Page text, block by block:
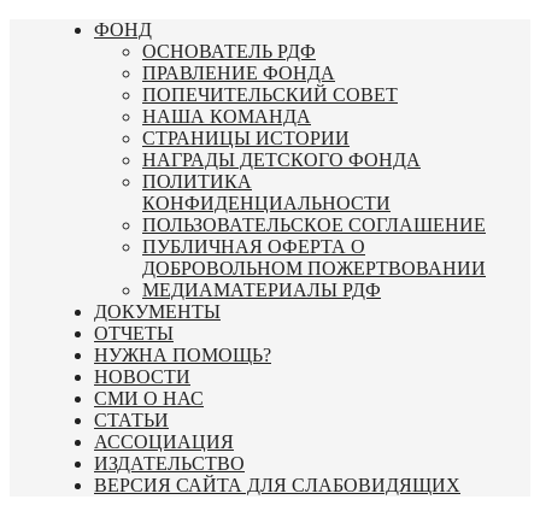
Перейти
ФОНД
ОСНОВАТЕЛЬ РДФ
ПРАВЛЕНИЕ ФОНДА
ПОПЕЧИТЕЛЬСКИЙ СОВЕТ
НАША КОМАНДА
СТРАНИЦЫ ИСТОРИИ
НАГРАДЫ ДЕТСКОГО ФОНДА
ПОЛИТИКА
КОНФИДЕНЦИАЛЬНОСТИ
ПОЛЬЗОВАТЕЛЬСКОЕ СОГЛАШЕНИЕ
ПУБЛИЧНАЯ ОФЕРТА О
ДОБРОВОЛЬНОМ ПОЖЕРТВОВАНИИ
МЕДИАМАТЕРИАЛЫ РДФ
ДОКУМЕНТЫ
ОТЧЕТЫ
НУЖНА ПОМОЩЬ?
НОВОСТИ
СМИ О НАС
СТАТЬИ
АССОЦИАЦИЯ
ИЗДАТЕЛЬСТВО
ВЕРСИЯ САЙТА ДЛЯ СЛАБОВИДЯЩИХ